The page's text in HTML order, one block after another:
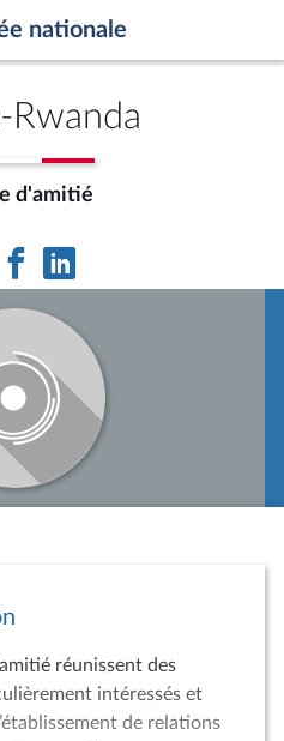
nationale
Rwanda
d'amitié
réunissent des
intéressés et
de relations